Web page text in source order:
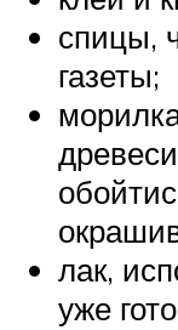
спицы,
газеты;
лак,
уже